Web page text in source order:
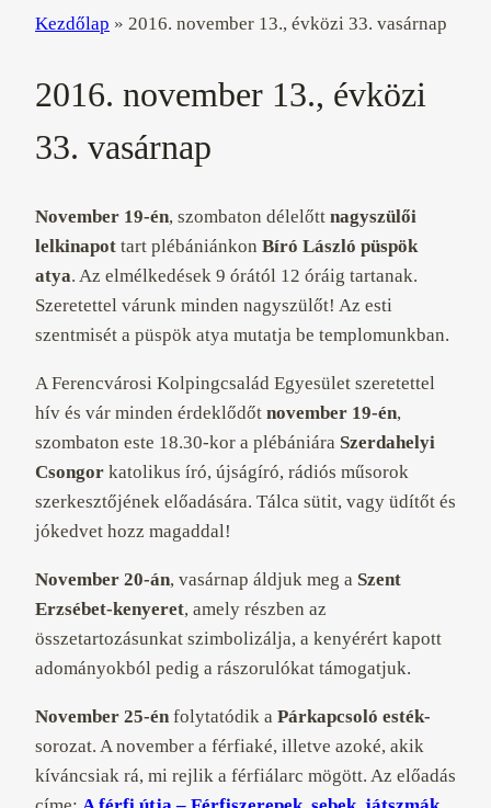
Kezdőlap » 2016. november 13., évközi 33. vasárnap
2016. november 13., évközi
33. vasárnap
November 19-én, szombaton délelőtt nagyszülői
lelkinapot tart plébániánkon Bíró László püspök
atya. Az elmélkedések 9 órától 12 óráig tartanak.
Szeretettel várunk minden nagyszülőt! Az esti
szentmisét a püspök atya mutatja be templomunkban.
A Ferencvárosi Kolpingcsalád Egyesület szeretettel
hív és vár minden érdeklődőt november 19-én,
szombaton este 18.30-kor a plébániára Szerdahelyi
Csongor katolikus író, újságíró, rádiós műsorok
szerkesztőjének előadására. Tálca sütit, vagy üdítőt és
jókedvet hozz magaddal!
November 20-án, vasárnap áldjuk meg a Szent
Erzsébet-kenyeret, amely részben az
összetartozásunkat szimbolizálja, a kenyérért kapott
adományokból pedig a rászorulókat támogatjuk.
November 25-én folytatódik a Párkapcsoló esték-
sorozat. A november a férfiaké, illetve azoké, akik
kíváncsiak rá, mi rejlik a férfiálarc mögött. Az előadás